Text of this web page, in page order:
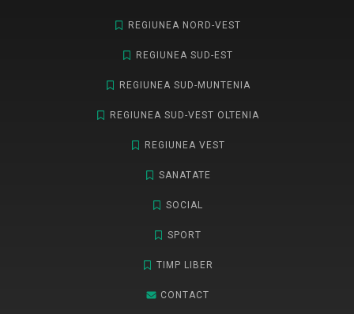
REGIUNEA NORD-VEST
REGIUNEA SUD-EST
REGIUNEA SUD-MUNTENIA
REGIUNEA SUD-VEST OLTENIA
REGIUNEA VEST
SANATATE
SOCIAL
SPORT
TIMP LIBER
CONTACT